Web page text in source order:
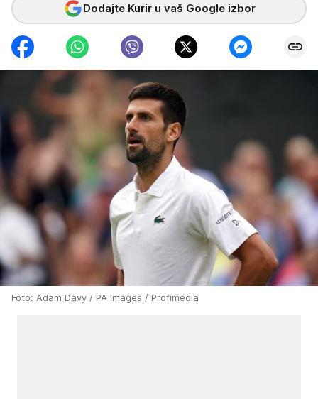
Dodajte Kurir u vaš Google izbor
Foto: Adam Davy / PA Images / Profimedia